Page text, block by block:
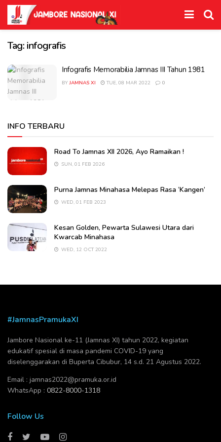
Tag: infografis
Infografis Memorabilia Jamnas III Tahun 1981
BY JAMNAS XI TUE, 08 MAR 2022 0
INFO TERBARU
Road To Jamnas XII 2026, Ayo Ramaikan !
SUN, 01 FEB 2026
Purna Jamnas Minahasa Melepas Rasa ‘Kangen’
WED, 01 FEB 2023
Kesan Golden, Pewarta Sulawesi Utara dari
Kwarcab Minahasa
WED, 12 OCT 2022
#JamnasPramukaXI
Jambore Nasional ke-11 (Jamnas XI) tahun 2022, kegiatan
edukatif spesial di masa pandemi COVID-19 yang
diselenggarakan di Buperta Cibubur, 14 s.d. 21 Agustus 2022.
Email : jamnas2022@pramuka.or.id
WhatsApp : 0822-8000-1318
Follow Us